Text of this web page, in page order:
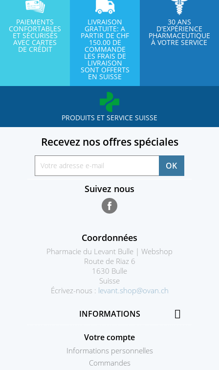
PAIEMENTS
CONFORTABLES
ET SÉCURISÉS
AVEC CARTES
DE CRÉDIT
LIVRAISON
GRATUITE: A
PARTIR DE CHF
150.00 DE
COMMANDE
LES FRAIS DE
LIVRAISON
SONT OFFERTS
EN SUISSE
30 ANS
D'EXPÉRIENCE
PHARMACEUTIQUE
À VOTRE SERVICE
PRODUITS ET SERVICE SUISSE
Recevez nos offres spéciales
Suivez nous
Coordonnées
Pharmacie du Levant Bulle | Webshop
Route de Riaz 6
1630 Bulle
Suisse
Écrivez-nous : levant.shop@ovan.ch
INFORMATIONS 
Votre compte
Informations personnelles
Commandes